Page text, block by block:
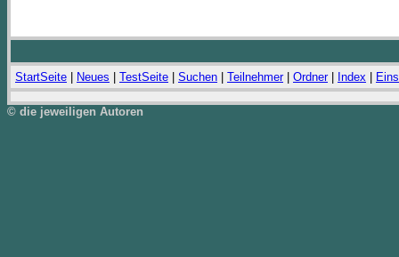
StartSeite Neues TestSeite Suchen Teilnehmer| Ordner| Index
© die jeweiligen Autoren